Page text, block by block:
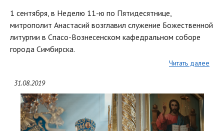
1 сентября, в Неделю 11-ю по Пятидесятнице,
митрополит Анастасий возглавил служение Божественной
литургии в Спасо-Вознесенском кафедральном соборе
города Симбирска.
Читать далее
31.08.2019